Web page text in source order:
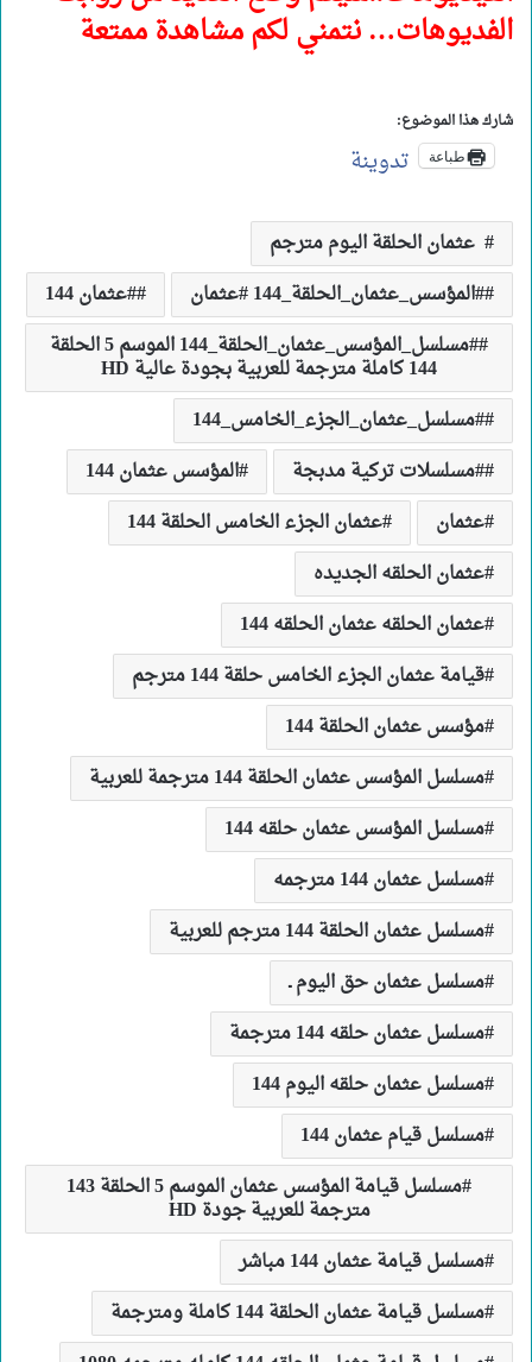
الفديوهات… نتمني لكم مشاهدة ممتعة
شارك هذا الموضوع:
طباعة تدوينة
عثمان الحلقة اليوم مترجم
#المؤسس_عثمان_الحلقة_144 #عثمان
#عثمان 144
#مسلسل_المؤسس_عثمان_الحلقة_144 الموسم 5 الحلقة
144 كاملة مترجمة للعربية بجودة عالية HD
#مسلسل_عثمان_الجزء_الخامس_144
#مسلسلات تركية مدبجة
المؤسس عثمان 144
عثمان
عثمان الجزء الخامس الحلقة 144
عثمان الحلقه الجديده
عثمان الحلقه عثمان الحلقه 144
قيامة عثمان الجزء الخامس حلقة 144 مترجم
مؤسس عثمان الحلقة 144
مسلسل المؤسس عثمان الحلقة 144 مترجمة للعربية
مسلسل المؤسس عثمان حلقه 144
مسلسل عثمان 144 مترجمه
مسلسل عثمان الحلقة 144 مترجم للعربية
مسلسل عثمان حق اليوم ـ
مسلسل عثمان حلقه 144 مترجمة
مسلسل عثمان حلقه اليوم 144
مسلسل قيام عثمان 144
مسلسل قيامة المؤسس عثمان الموسم 5 الحلقة 143
مترجمة للعربية جودة HD
مسلسل قيامة عثمان 144 مباشر
مسلسل قيامة عثمان الحلقة 144 كاملة ومترجمة